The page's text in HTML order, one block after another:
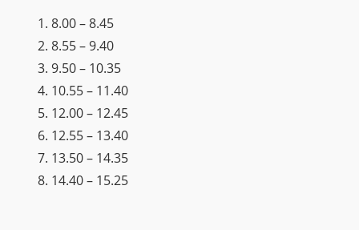
8.00 – 8.45
8.55 – 9.40
9.50 – 10.35
10.55 – 11.40
12.00 – 12.45
12.55 – 13.40
13.50 – 14.35
14.40 – 15.25